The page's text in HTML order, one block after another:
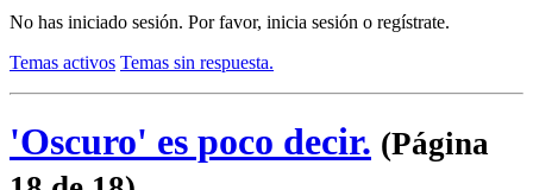
No has iniciado sesión. Por favor, inicia sesión o regístrate.
Temas activos Temas sin respuesta.
'Oscuro' es poco decir. (Página